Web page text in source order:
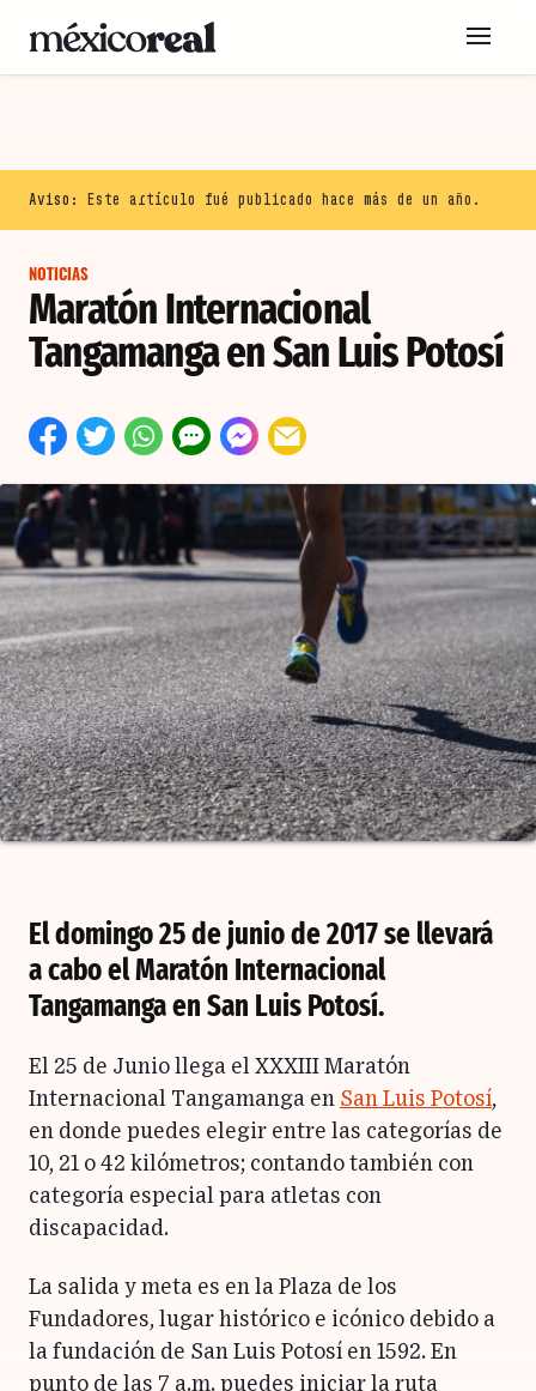
Aviso: Este artículo fué publicado hace más de un año.
NOTICIAS
Maratón Internacional
Tangamanga en San Luis Potosí
El domingo 25 de junio de 2017 se llevará
a cabo el Maratón Internacional
Tangamanga en San Luis Potosí.
El 25 de Junio llega el XXXIII Maratón
Internacional Tangamanga en San Luis Potosí,
en donde puedes elegir entre las categorías de
10, 21 o 42 kilómetros; contando también con
categoría especial para atletas con
discapacidad.
La salida y meta es en la Plaza de los
Fundadores, lugar histórico e icónico debido a
la fundación de San Luis Potosí en 1592. En
punto de las 7 a.m. puedes iniciar la ruta